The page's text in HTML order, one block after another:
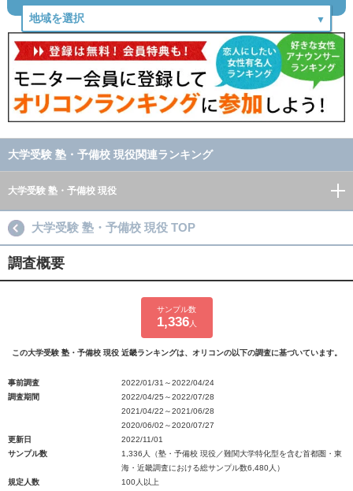
大学受験 塾・予備校 現役関連ランキング
大学受験 塾・予備校 現役
大学受験 塾・予備校 現役 TOP
調査概要
サンプル数
1,336人
この大学受験 塾・予備校 現役 近畿ランキングは、オリコンの以下の調査に基づいています。
事前調査
2022/01/31～2022/04/24
調査期間
2022/04/25～2022/07/28
2021/04/22～2021/06/28
2020/06/02～2020/07/27
更新日
2022/11/01
サンプル数
1,336人（塾・予備校 現役／難関大学特化型を含む首都圏・東
海・近畿調査における総サンプル数6,480人）
規定人数
100人以上